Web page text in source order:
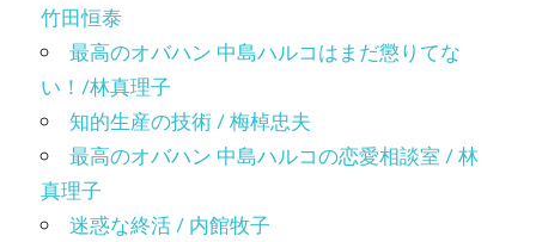
竹田恒泰
最高のオバハン 中島ハルコはまだ懲りてな
い！/林真理子
知的生産の技術 / 梅棹忠夫
最高のオバハン 中島ハルコの恋愛相談室 / 林
真理子
迷惑な終活 / 内館牧子